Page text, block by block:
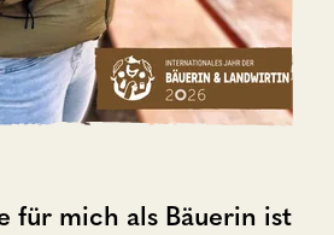
für mich als Bäuerin ist